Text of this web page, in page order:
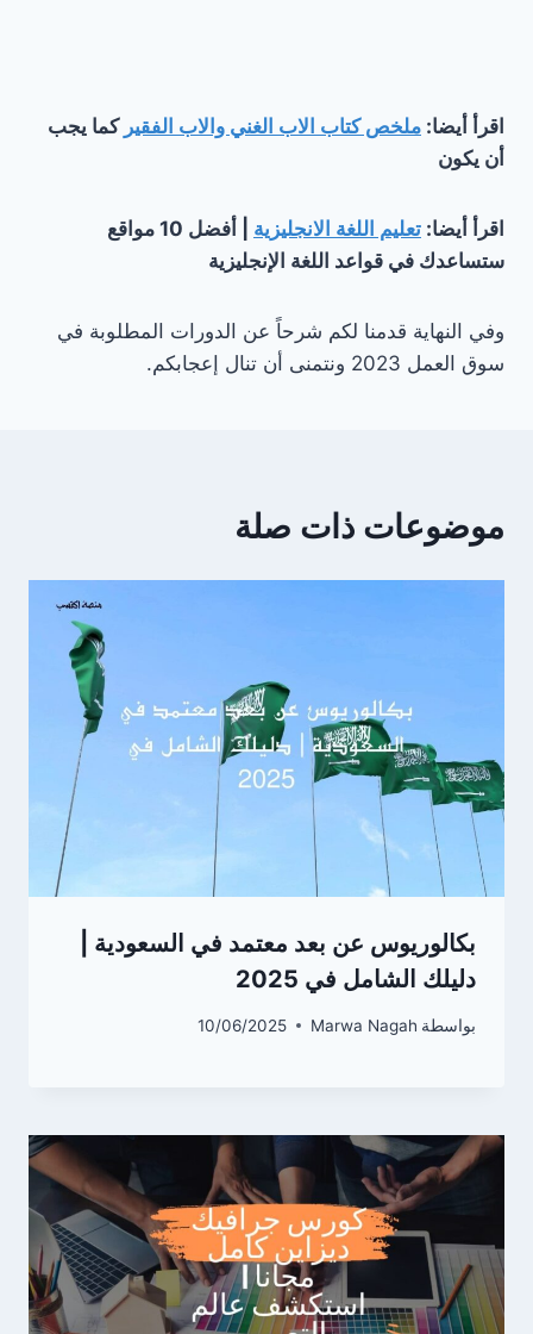
اقرأ أيضا: ملخص كتاب الاب الغني والاب الفقير كما يجب
أن يكون
اقرأ أيضا: تعليم اللغة الانجليزية
| أفضل 10 مواقع
ستساعدك في قواعد اللغة الإنجليزية
وفي النهاية قدمنا ​​لكم شرحاً عن الدورات المطلوبة في
سوق العمل 2023 ونتمنى أن تنال إعجابكم.
موضوعات ذات صلة
بكالوريوس عن بعد معتمد في السعودية |
دليلك الشامل في 2025
بواسطة Marwa Nagah
10/06/2025